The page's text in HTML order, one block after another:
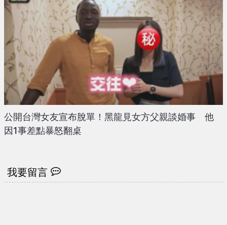
公開台灣女友宣布脫單！黑龍見女方父親談婚事 他
因1事差點暴怒翻桌
我要留言